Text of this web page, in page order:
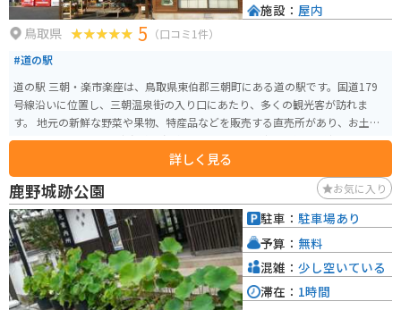
鳥取県 5 （口コミ1件）
#道の駅
道の駅 三朝・楽市楽座は、鳥取県東伯郡三朝町にある道の駅です。国道179
号線沿いに位置し、三朝温泉街の入り口にあたり、多くの観光客が訪れま
す。 地元の新鮮な野菜や果物、特産品などを販売する直売所があり、お土産
探しにも最適です。三朝温泉の温泉卵や、地元産の猪肉を使った猪肉まん、
そして鳥取県の名産品である二十世紀梨を使ったジュースやお菓子など、魅
力的な商品が豊富です。食事処では、地元食材を使ったそばやうどん、ラー
メンなどが楽しめます。 バイクで訪れる場合は、道の駅に隣接する無料駐車
場に駐車できます。ツーリング途中の休憩場所としても最適です。三朝温泉街
もすぐ近くにあるので、温泉を楽しむのも良いでしょう。周辺には、三徳山
三佛寺投入堂や、河原露天風呂など、観光スポットも点在しています。
詳しく見る
施設： 屋内
鹿野城跡公園 お気に入り
駐車： 駐車場あり
予算： 無料
混雑： 少し空いている
滞在： 1時間